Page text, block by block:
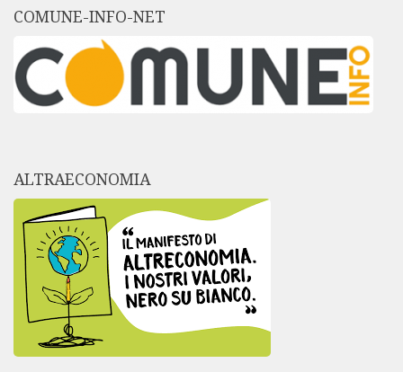
COMUNE-INFO-NET
ALTRAECONOMIA